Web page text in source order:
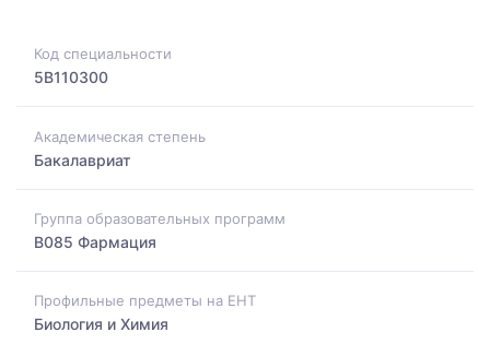
Код специальности
5B110300
Академическая степень
Бакалавриат
Группа образовательных программ
B085 Фармация
Профильные предметы на ЕНТ
Биология и Химия